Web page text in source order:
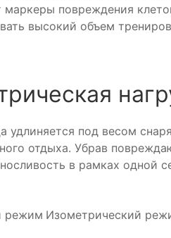
повреждения
высокий объем
удлиняется под весом
отдыха. Убрав
в рамках одной
режим Изометрический